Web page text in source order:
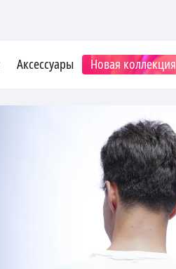
Аксессуары Новая коллекция